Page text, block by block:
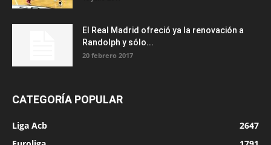
El Real Madrid ofreció ya la renovación a
Randolph y sólo...
20 febrero 2017
CATEGORÍA POPULAR
Liga Acb
2647